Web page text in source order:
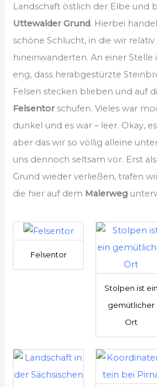
Landschaft östlich der Elbe und
Uttewalder Grund. Hierbei
schöne Schlucht, in die wir relativ
hineinwanderten. An einer Stelle
eng, dass herabgestürzte
Felsen stecken blieben und auf
Felsentorschufen. Vieles war
dunkel und es war – leer. Okay,
aber das wir so völlig alleine
uns dennoch seltsam vor. Erst
Grund wieder verließen, trafen
die hier auf dem Malerweg
Felsentor
Stolpen ist ein
gemütlicher
Ort